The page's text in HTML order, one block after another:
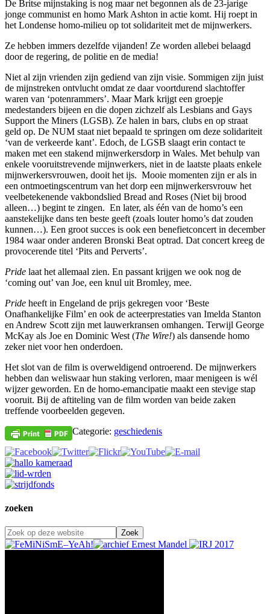
De Britse mijnstaking is nog maar net begonnen als de 23-jarige
jonge communist en homo Mark Ashton in actie komt. Hij roept in
het Londense homo-milieu op tot solidariteit met de mijnwerkers.
Ze hebben immers dezelfde vijanden! Ze worden allebei belaagd
door de regering, de politie en de media!
Niet al zijn vrienden zijn gediend van zijn visie. Sommigen zijn juist
de mijnstreken ontvlucht omdat ze daar voortdurend slachtoffer
waren van ‘potenrammers’. Maar Mark krijgt een groepje
medestanders bijeen en die dopen zichzelf als Lesbians and Gays
Support the Miners (LGSB). Ze halen in bars, clubs en op straat
geld op. De NUM staat niet bepaald te springen om deze solidariteit
‘van de verkeerde kant’. Edoch, de LGSB slaagt erin contact te
maken met een stakend mijnwerkersdorp in Wales. Met behulp van
enkele vooruitstrevende mijnwerkers, niet in de laatste plaats enkele
mijnwerkersvrouwen, dooit het ijs. Mooie momenten zijn er als in
een ontmoetingscentrum van het dorp een mijnwerkersvrouw het
veelbetekenende vakbondslied Bread and Roses (Niet bij brood
alleen…) begint te zingen. En later, als één van de homo’s een
aanstekelijke dans ten beste geeft (zoals louter homo’s dat zouden
kunnen…). Een groot succes is ook een benefietconcert in december
1984 waar onder anderen Bronski Beat optrad. Dat concert kreeg de
provocerende titel ‘Pits and Perverts’.
Pride laat het allemaal zien. En passant krijgen we ook nog de
‘coming out’ van Joe, een knul uit Bromley, mee.
Pride heeft in Engeland de prijs gekregen voor ‘Beste
Onafhankelijke Film’ en ook de acteerprestaties van Imelda Stanton
en Andrew Scott zijn met lauwerkransen omhangen. Terwijl George
McKay als Joe en Dominic West (The Wire!) als dansende homo
zeker niet voor hen onderdoen.
Het slot van de film is overweldigend ontroerend. De mijnwerkers
hebben dan weliswaar hun staking verloren, maar menigeen is wél
wijzer geworden. En de homo-emancipatie maakt een stevige stap
vooruit. Bij de aftiteling van de film worden van beide zaken
treffende voorbeelden gegeven.
Categorie: geschiedenis
zoeken